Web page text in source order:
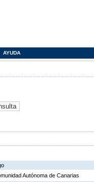
AYUDA
Autónoma de Canarias